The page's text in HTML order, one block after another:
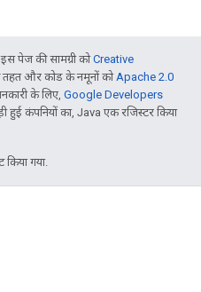
पेज की सामग्री कोCreative
और कोड के नमूनों कोApache 2.0
के लिए, Google Developers
कंपनियों का, Java एक रजिस्टर किया
गया.